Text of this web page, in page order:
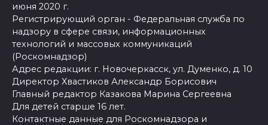
июня 2020 г.
Регистрирующий орган - Федеральная служба по
надзору в сфере связи, информационных
технологий и массовых коммуникаций
(Роскомнадзор)
Адрес редакции: г. Новочеркасск, ул. Думенко, д. 10
Директор Хвастиков Александр Борисович
Главный редактор Казакова Марина Сергеевна
Для детей старше 16 лет.
Контактные данные для Роскомнадзора и